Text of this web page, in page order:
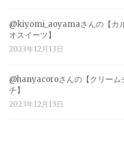
@kiyomi_aoyamaさんの【カ
オスイーツ】
2023年12月13日
@hanyacoroさんの【クリーム
チ】
2023年12月13日